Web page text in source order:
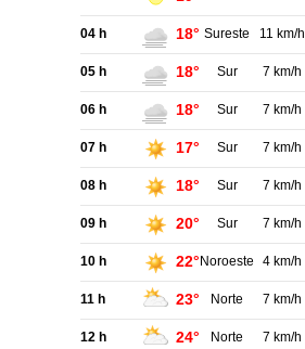
04 h 18° Sureste 11 km/h
05 h 18° Sur 7 km/h
06 h 18° Sur 7 km/h
07 h 17° Sur 7 km/h
08 h 18° Sur 7 km/h
09 h 20° Sur 7 km/h
10 h 22° Noroeste 4 km/h
11 h 23° Norte 7 km/h
12 h 24° Norte 7 km/h